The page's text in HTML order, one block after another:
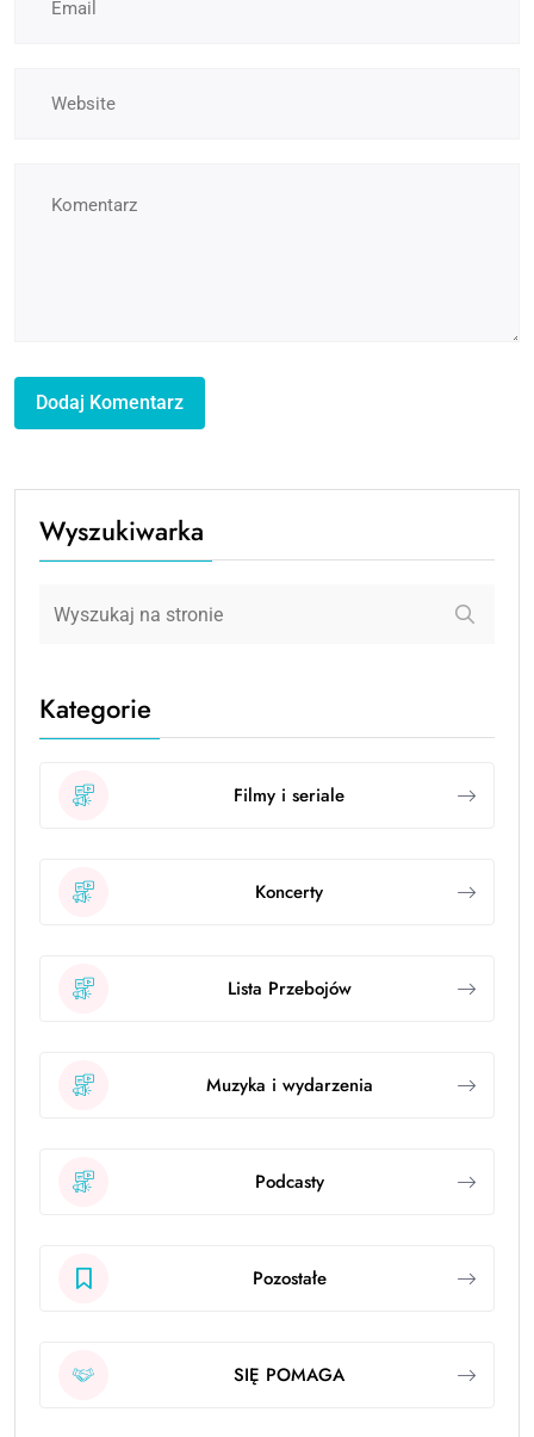
Wyszukiwarka
Kategorie
Filmy i seriale
Koncerty
Lista Przebojów
Muzyka i wydarzenia
Podcasty
Pozostałe
SIĘ POMAGA